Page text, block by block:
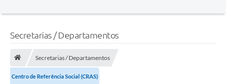
Secretarias / Departamentos
Secretarias / Departamentos
Centro de Referência Social (CRAS)